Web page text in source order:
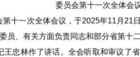
委员会第十一次全体会
十一次全体会议，于2025年11月21
员、有关方面负责同志和部分省第十
忠林作了讲话。全会听取和审议了